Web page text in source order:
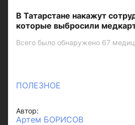
В Татарстане накажут
которые выбросили
Всего было обнаружено 67
ПОЛЕЗНОЕ
Автор:
Артем БОРИСОВ